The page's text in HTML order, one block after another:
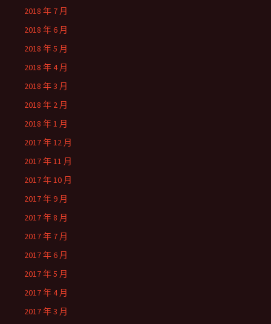
2018 年 7 月
2018 年 6 月
2018 年 5 月
2018 年 4 月
2018 年 3 月
2018 年 2 月
2018 年 1 月
2017 年 12 月
2017 年 11 月
2017 年 10 月
2017 年 9 月
2017 年 8 月
2017 年 7 月
2017 年 6 月
2017 年 5 月
2017 年 4 月
2017 年 3 月